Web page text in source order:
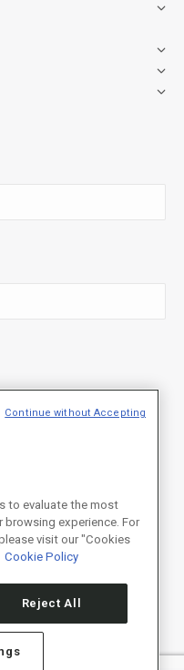
described in the Privacy
to evaluate the most
browsing experience. For
visit our "Cookies
Cookie Policy
Reject All
Continue without Accepting